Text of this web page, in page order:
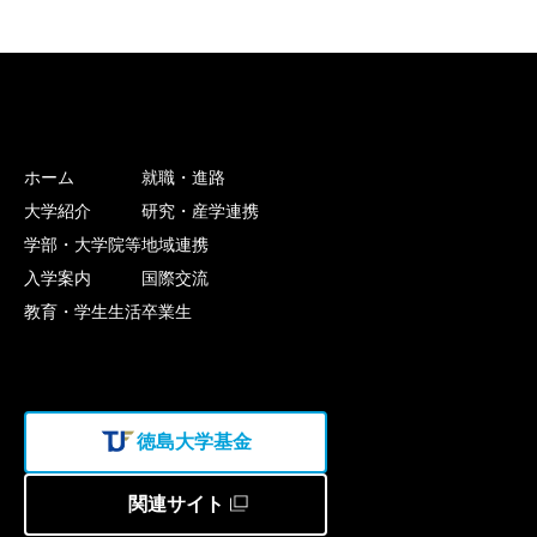
ホーム
大学紹介
学部・大学院等
入学案内
教育・学生生活
就職・進路
研究・産学連携
地域連携
国際交流
卒業生
徳島大学基金
関連サイト